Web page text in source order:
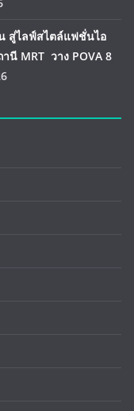
สู่ไลฟ์สไตล์แฟชั่นไอ
นี MRT วาง POVA 8